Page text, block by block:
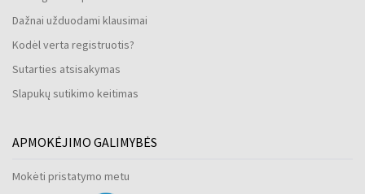
Dažnai užduodami klausimai
Kodėl verta registruotis?
Sutarties atsisakymas
Slapukų sutikimo keitimas
APMOKĖJIMO GALIMYBĖS
Mokėti pristatymo metu